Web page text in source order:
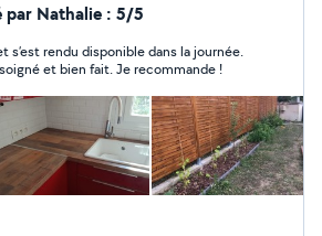
taille haie ? Accompagner votre
surveiller sa consommation de
plus !
par Nathalie : 5/5
rendu disponible dans la journée.
et bien fait. Je recommande !